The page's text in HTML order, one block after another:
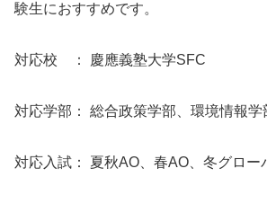
験生におすすめです。
対応校 ： 慶應義塾大学SFC
対応学部： 総合政策学部、環境情報学
対応入試： 夏秋AO、春AO、冬グロー